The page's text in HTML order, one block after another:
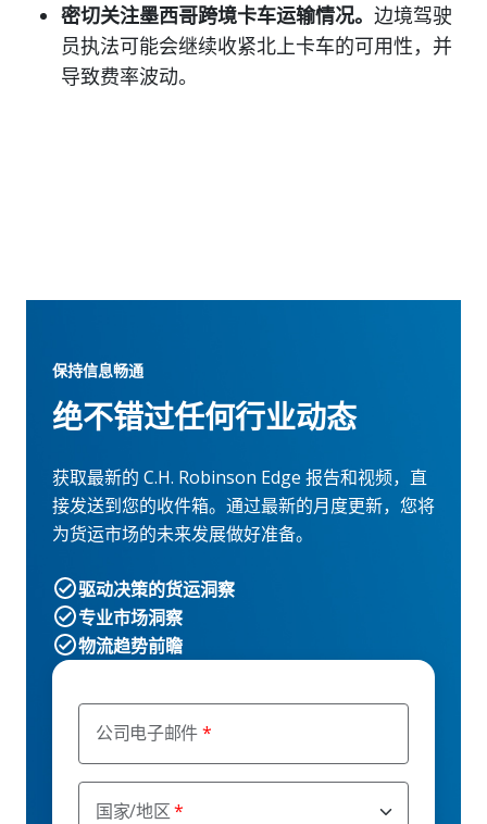
密切关注墨西哥跨境卡车运输情况。 边境驾驶
员执法可能会继续收紧北上卡车的可用性，并
导致费率波动。
公司电子邮件
国家/地区
保持信息畅通
绝不错过任何行业动态
获取最新的 C.H. Robinson Edge 报告和视频，直
接发送到您的收件箱。通过最新的月度更新，您将
为货运市场的未来发展做好准备。
驱动决策的货运洞察
专业市场洞察
物流趋势前瞻